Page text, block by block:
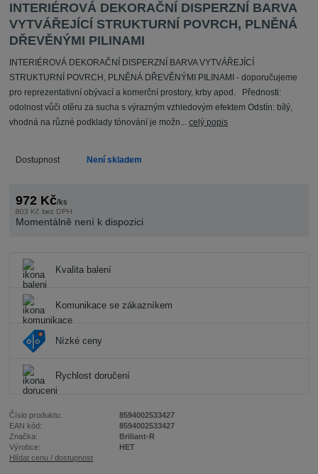
INTERIÉROVÁ DEKORAČNÍ DISPERZNÍ BARVA
VYTVÁŘEJÍCÍ STRUKTURNÍ POVRCH, PLNĚNÁ
DŘEVĚNÝMI PILINAMI
INTERIÉROVÁ DEKORAČNÍ DISPERZNÍ BARVA VYTVÁŘEJÍCÍ
STRUKTURNÍ POVRCH, PLNĚNÁ DŘEVĚNÝMI PILINAMI - doporučujeme
pro reprezentativní obývací a komerční prostory, krby apod. Přednosti:
odolnost vůči otěru za sucha s výrazným vzhledovým efektem Odstín: bílý,
vhodná na různé podklady tónování je možn...celý popis
Dostupnost Není skladem
972 Kč/ks
803 Kč bez DPH
Momentálně není k dispozici
Kvalita balení
Komunikace se zákazníkem
Nízké ceny
Rychlost doručení
Číslo produktu:
8594002533427
EAN kód:
8594002533427
Značka:
Briliant-R
Výrobce:
HET
Hlídat cenu / dostupnost